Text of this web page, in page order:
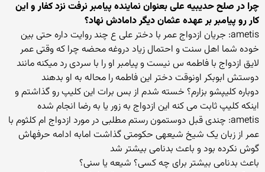
چرا در صلح حدیبیه علی بعنوان نماینده پیامبر نرفت نزد کفار و این
کار رو پیامبر بر عهده عثمان دیگر دامادش نهاد؟
ametis: جریان ازدواج عمر با دختر علی ع چند روایت داره حتی بین
خوده شما اهل سنت و احتمال زیاد دروغه محضه چرا که وقتی عمر
لایق ازدواج با فاطمه س نیست و پیامبر او را با سردی رد میکنه مانند
دوستش ابوبکر اونوقت دختر این فاطمه را محاله به او بدهند
دوباره کلیپشو بزارم؟ خسته شدم از بس برات این کلیپ رو گذاشتم و
اینکه کلیپ ثابت می کنه این ازدواج به زور یا به رضا انجام شده
ametis: چندی قبل دوستمون رستم مطلبی در مورد ازدواج ام کلثوم با
عمر از زبان یک شیخ شیعهی حکومتی گذاشت امابه ادامه حرفهاش
گوش نکرده بود و باعث بدنامی بیشتر شد
باعث بدنامی بیشتر برای چه کسی؟ شیعه یا سنی؟